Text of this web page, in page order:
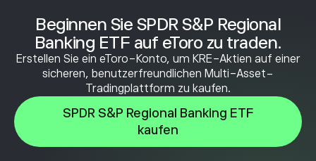
Beginnen Sie SPDR S&P Regional
Banking ETF auf eToro zu traden.
Erstellen Sie ein eToro-Konto, um KRE-Aktien auf einer
sicheren, benutzerfreundlichen Multi-Asset-
Tradingplattform zu kaufen.
SPDR S&P Regional Banking ETF
kaufen